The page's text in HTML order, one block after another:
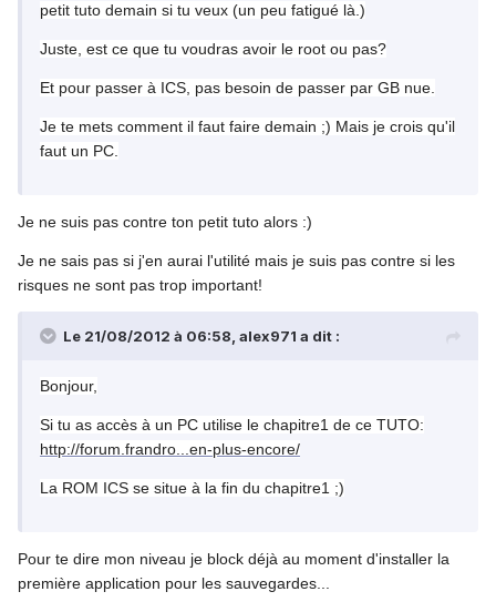
petit tuto demain si tu veux (un peu fatigué là.)
Juste, est ce que tu voudras avoir le root ou pas?
Et pour passer à ICS, pas besoin de passer par GB nue.
Je te mets comment il faut faire demain ;) Mais je crois qu'il
faut un PC.
Je ne suis pas contre ton petit tuto alors :)
Je ne sais pas si j'en aurai l'utilité mais je suis pas contre si les
risques ne sont pas trop important!
Le 21/08/2012 à 06:58, alex971 a dit :
Bonjour,
Si tu as accès à un PC utilise le chapitre1 de ce TUTO:
http://forum.frandro...en-plus-encore/
La ROM ICS se situe à la fin du chapitre1 ;)
Pour te dire mon niveau je block déjà au moment d'installer la
première application pour les sauvegardes...